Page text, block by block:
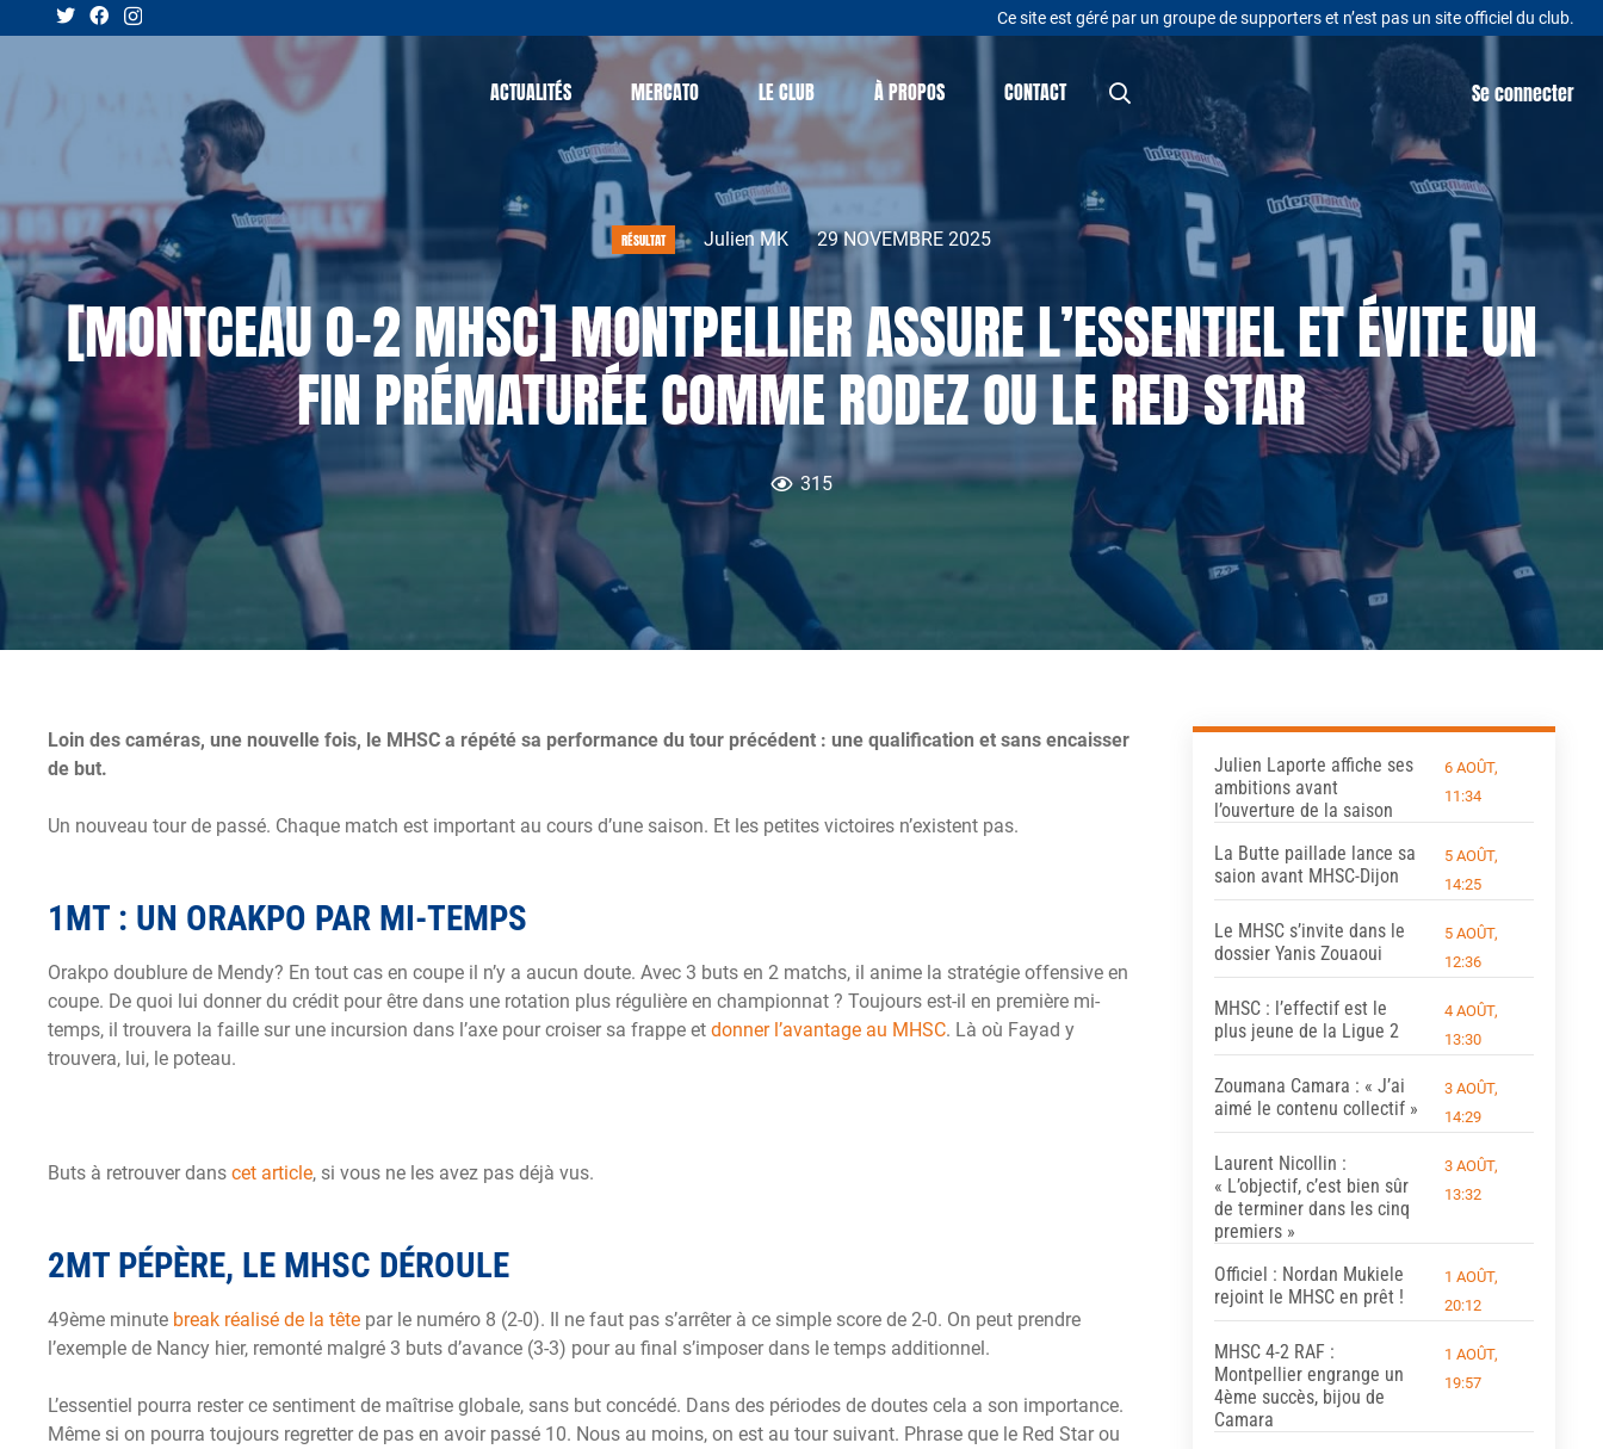
Ce site est géré par un groupe de supporters et n’est pas un site officiel du club.
ACTUALITÉS MERCATO LE CLUB À PROPOS CONTACT Se connecter
RÉSULTAT Julien MK 29 NOVEMBRE 2025
[MONTCEAU 0-2 MHSC] MONTPELLIER ASSURE L’ESSENTIEL ET ÉVITE UN
FIN PRÉMATURÉE COMME RODEZ OU LE RED STAR
315
Loin des caméras, une nouvelle fois, le MHSC a répété sa performance du tour précédent : une qualification et sans encaisser
de but.
Un nouveau tour de passé. Chaque match est important au cours d’une saison. Et les petites victoires n’existent pas.
1MT : UN ORAKPO PAR MI-TEMPS
Orakpo doublure de Mendy? En tout cas en coupe il n’y a aucun doute. Avec 3 buts en 2 matchs, il anime la stratégie offensive en
coupe. De quoi lui donner du crédit pour être dans une rotation plus régulière en championnat ? Toujours est-il en première mi-
temps, il trouvera la faille sur une incursion dans l’axe pour croiser sa frappe et donner l’avantage au MHSC. Là où Fayad y
trouvera, lui, le poteau.
Buts à retrouver dans cet article, si vous ne les avez pas déjà vus.
2MT PÉPÈRE, LE MHSC DÉROULE
49ème minute break réalisé de la tête par le numéro 8 (2-0). Il ne faut pas s’arrêter à ce simple score de 2-0. On peut prendre
l’exemple de Nancy hier, remonté malgré 3 buts d’avance (3-3) pour au final s’imposer dans le temps additionnel.
L’essentiel pourra rester ce sentiment de maîtrise globale, sans but concédé. Dans des périodes de doutes cela a son importance.
Même si on pourra toujours regretter de pas en avoir passé 10. Nous au moins, on est au tour suivant. Phrase que le Red Star ou
Julien Laporte affiche ses
ambitions avant
l’ouverture de la saison
6 AOÛT,
11:34
La Butte paillade lance sa
saion avant MHSC-Dijon
5 AOÛT,
14:25
Le MHSC s’invite dans le
dossier Yanis Zouaoui
5 AOÛT,
12:36
MHSC : l’effectif est le
plus jeune de la Ligue 2
4 AOÛT,
13:30
Zoumana Camara : « J’ai
aimé le contenu collectif »
3 AOÛT,
14:29
Laurent Nicollin :
« L’objectif, c’est bien sûr
de terminer dans les cinq
premiers »
3 AOÛT,
13:32
Officiel : Nordan Mukiele
rejoint le MHSC en prêt !
1 AOÛT,
20:12
MHSC 4-2 RAF :
Montpellier engrange un
4ème succès, bijou de
Camara
1 AOÛT,
19:57